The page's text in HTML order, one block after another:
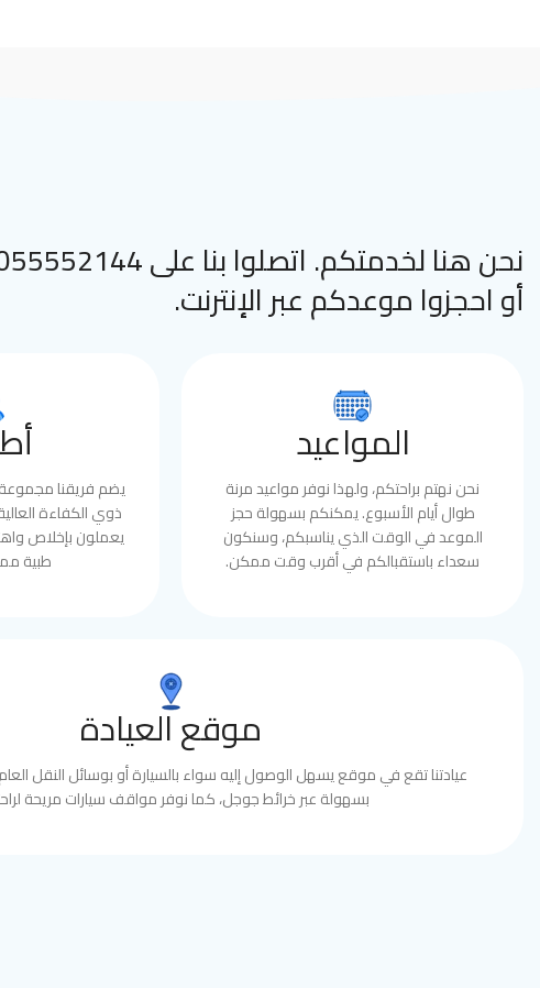
نحن هنا لخدمتكم. اتصلوا بنا على
أو احجزوا موعدكم عبر الإنترنت.
يضم فريقنا
ذوي الكفاءة
يعملون بإخلاص
طبية
المواعيد
نحن نهتم براحتكم، ولهذا نوفر مواعيد مرنة
طوال أيام الأسبوع. يمكنكم بسهولة حجز
الموعد في الوقت الذي يناسبكم، وسنكون
سعداء باستقبالكم في أقرب وقت ممكن.
موقع العيادة
عيادتنا تقع في موقع يسهل الوصول إليه سواء بالسيارة أو بوسائل النقل
بسهولة عبر خرائط جوجل، كما نوفر مواقف سيارات مريحة